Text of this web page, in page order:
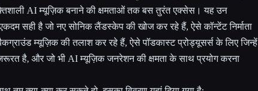
AI म्यूज़िक बनाने की क्षमताओं तक बस तुरंत एक्सेस। यह उन
सही है जो नए सोनिक लैंडस्केप की खोज कर रहे हैं, ऐसे कॉन्टेंट निर्माता
म्यूज़िक की तलाश कर रहे हैं, ऐसे पॉडकास्ट प्रोड्यूसर्स के लिए जिन्हें
है, और जो भी AI म्यूज़िक जनरेशन की क्षमता के साथ प्रयोग करना